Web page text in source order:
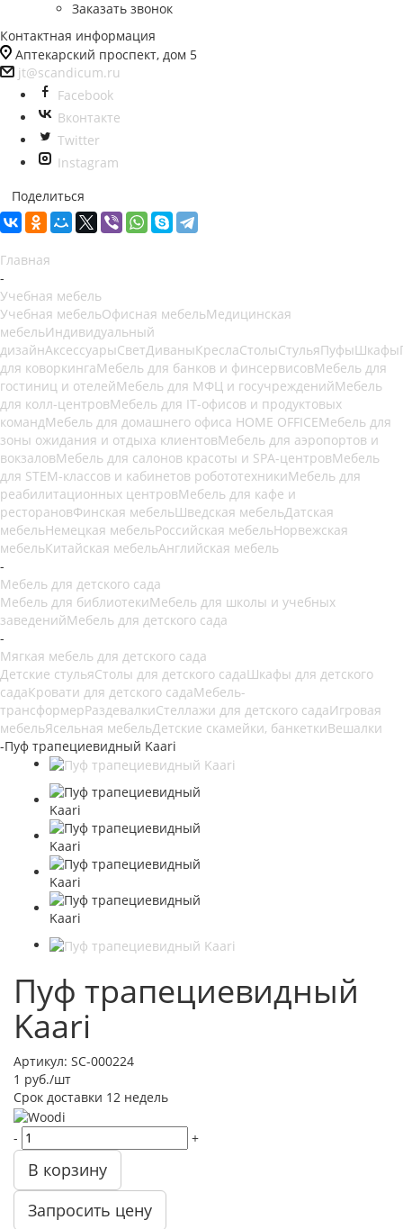
Заказать звонок
Контактная информация
Аптекарский проспект, дом 5
jt@scandicum.ru
Facebook
Вконтакте
Twitter
Instagram
Поделиться
Главная
-
Учебная мебель
Учебная мебельОфисная мебельМедицинская
мебельИндивидуальный
дизайнАксессуарыСветДиваныКреслаСтолыСтульяПуфыШкафы
для коворкингаМебель для банков и финсервисовМебель для
гостиниц и отелейМебель для МФЦ и госучрежденийМебель
для колл-центровМебель для IT-офисов и продуктовых
командМебель для домашнего офиса HOME OFFICEМебель для
зоны ожидания и отдыха клиентовМебель для аэропортов и
вокзаловМебель для салонов красоты и SPA-центровМебель
для STEM-классов и кабинетов робототехникиМебель для
реабилитационных центровМебель для кафе и
ресторановФинская мебельШведская мебельДатская
мебельНемецкая мебельРоссийская мебельНорвежская
мебельКитайская мебельАнглийская мебель
-
Мебель для детского сада
Мебель для библиотекиМебель для школы и учебных
заведенийМебель для детского сада
-
Мягкая мебель для детского сада
Детские стульяСтолы для детского садаШкафы для детского
садаКровати для детского садаМебель-
трансформерРаздевалкиСтеллажи для детского садаИгровая
мебельЯсельная мебельДетские скамейки, банкеткиВешалки
-Пуф трапециевидный Kaari
Пуф трапециевидный
Kaari
Артикул: SC-000224
1 руб./шт
Срок доставки 12 недель
- +
В корзину
Запросить цену